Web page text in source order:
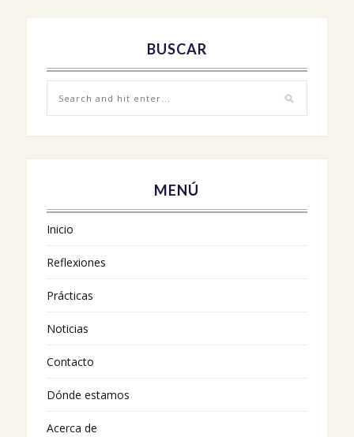
BUSCAR
MENÚ
Inicio
Reflexiones
Prácticas
Noticias
Contacto
Dónde estamos
Acerca de